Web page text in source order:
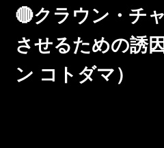
🔴クラウン・チ
させるための誘
ン コトダマ）